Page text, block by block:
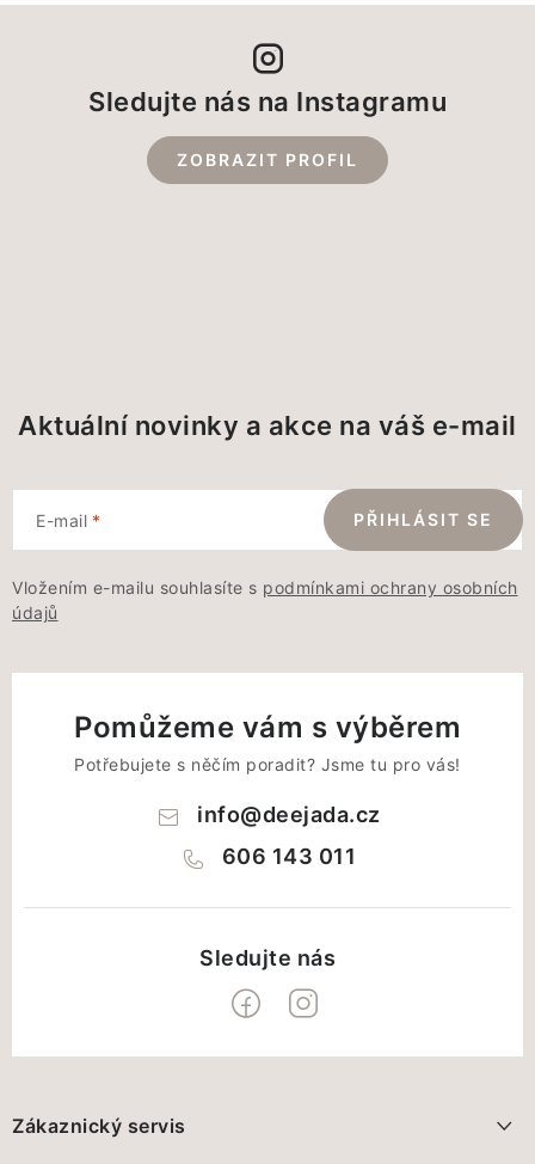
Sledujte nás na Instagramu
ZOBRAZIT PROFIL
Aktuální novinky a akce na váš e-mail
E-mail
Vložením e-mailu souhlasíte s podmínkami ochrany osobních
údajů
PŘIHLÁSIT SE
Pomůžeme vám s výběrem
Potřebujete s něčím poradit? Jsme tu pro vás!
info@deejada.cz
606 143 011
pZákaznický servis